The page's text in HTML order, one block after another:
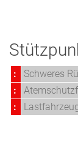
:
Schweres
:
: